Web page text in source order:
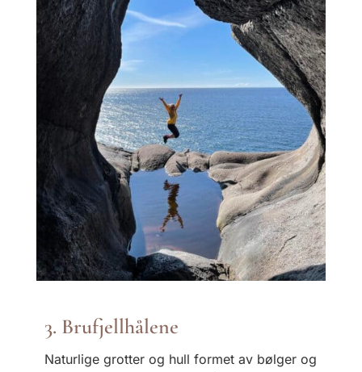
3. Brufjellhålene
Naturlige grotter og hull formet av bølger og